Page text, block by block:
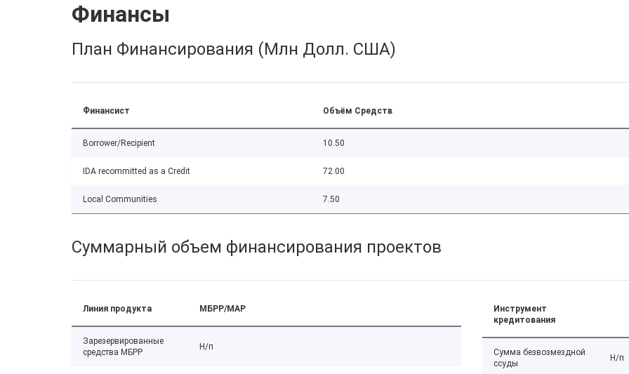
Финансы
План Финансирования (Млн Долл. США)
Финансист Объём Средств
Borrower/Recipient 10.50
IDA recommitted as a Credit 72.00
Local Communities 7.50
Суммарный объем финансирования проектов
Линия продукта МБРР/МАР
Зарезервированные
средства МБРР
Н/п
Инструмент
кредитования
Сумма безвозмездной
ссуды
Н/п